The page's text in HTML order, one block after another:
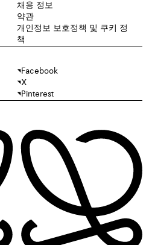
채용 정보
약관
개인정보 보호정책 및 쿠키 정
책
Facebook
X
Pinterest